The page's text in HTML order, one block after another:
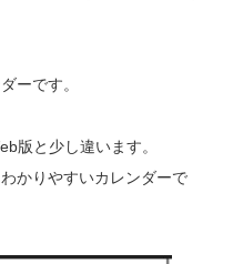
ーです。
版と少し違います。
かりやすいカレンダーで